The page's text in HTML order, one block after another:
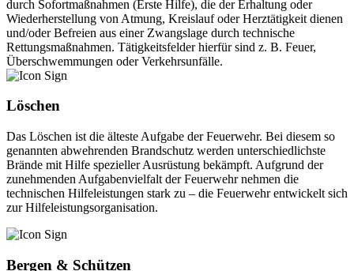
durch Sofortmaßnahmen (Erste Hilfe), die der Erhaltung oder
Wiederherstellung von Atmung, Kreislauf oder Herztätigkeit dienen
und/oder Befreien aus einer Zwangslage durch technische
Rettungsmaßnahmen. Tätigkeitsfelder hierfür sind z. B. Feuer,
Überschwemmungen oder Verkehrsunfälle.
Löschen
Das Löschen ist die älteste Aufgabe der Feuerwehr. Bei diesem so
genannten abwehrenden Brandschutz werden unterschiedlichste
Brände mit Hilfe spezieller Ausrüstung bekämpft. Aufgrund der
zunehmenden Aufgabenvielfalt der Feuerwehr nehmen die
technischen Hilfeleistungen stark zu – die Feuerwehr entwickelt sich
zur Hilfeleistungsorganisation.
Bergen & Schützen